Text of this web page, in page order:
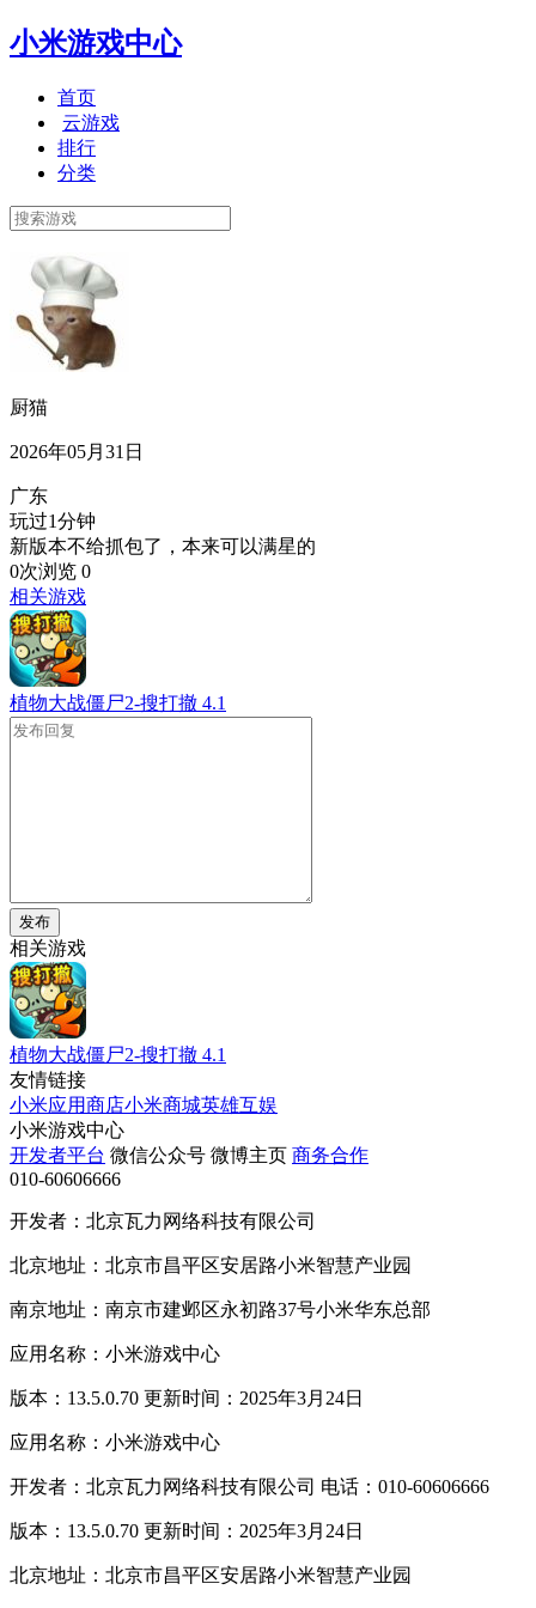
小米游戏中心
首页
云游戏
排行
分类
厨猫
2026年05月31日
广东
玩过1分钟
新版本不给抓包了，本来可以满星的
0次浏览 0
相关游戏
植物大战僵尸2-搜打撤 4.1
发布
相关游戏
植物大战僵尸2-搜打撤 4.1
友情链接
小米应用商店小米商城英雄互娱
小米游戏中心
开发者平台 微信公众号 微博主页 商务合作
010-60606666
开发者：北京瓦力网络科技有限公司
北京地址：北京市昌平区安居路小米智慧产业园
南京地址：南京市建邺区永初路37号小米华东总部
应用名称：小米游戏中心
版本：13.5.0.70 更新时间：2025年3月24日
应用名称：小米游戏中心
开发者：北京瓦力网络科技有限公司 电话：010-60606666
版本：13.5.0.70 更新时间：2025年3月24日
北京地址：北京市昌平区安居路小米智慧产业园